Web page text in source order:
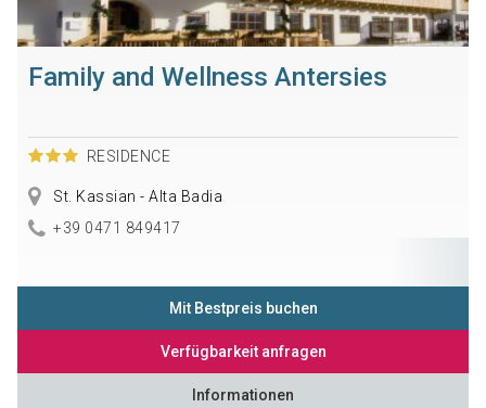
Family and Wellness Antersies
RESIDENCE
St. Kassian - Alta Badia
+39 0471 849417
Mit Bestpreis buchen
Verfügbarkeit anfragen
Informationen